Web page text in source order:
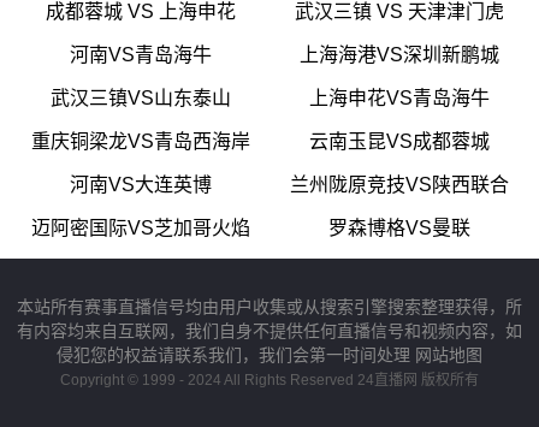
成都蓉城 VS 上海申花 武汉三镇 VS 天津津门虎
河南VS青岛海牛 上海海港VS深圳新鹏城
武汉三镇VS山东泰山 上海申花VS青岛海牛
重庆铜梁龙VS青岛西海岸 云南玉昆VS成都蓉城
河南VS大连英博 兰州陇原竞技VS陕西联合
迈阿密国际VS芝加哥火焰 罗森博格VS曼联
本站所有赛事直播信号均由用户收集或从搜索引擎搜索整理获得，所
有内容均来自互联网，我们自身不提供任何直播信号和视频内容，如
侵犯您的权益请联系我们，我们会第一时间处理 网站地图
Copyright © 1999 - 2024 All Rights Reserved 24直播网 版权所有